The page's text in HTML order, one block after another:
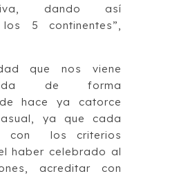
dando así
5 continentes”,
que nos viene
de forma
hace ya catorce
ya que cada
con los criterios
haber celebrado al
acreditar con